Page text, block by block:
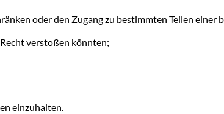
oder den Zugang zu bestimmten Teilen
verstoßen könnten;
einzuhalten.